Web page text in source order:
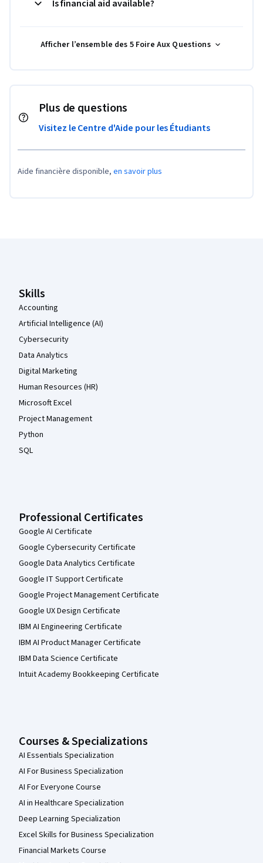
Is financial aid available?
Afficher l’ensemble des 5 Foire Aux Questions
Plus de questions
Visitez le Centre d'Aide pour les Étudiants
Aide financière disponible, en savoir plus
Skills
Accounting
Artificial Intelligence (AI)
Cybersecurity
Data Analytics
Digital Marketing
Human Resources (HR)
Microsoft Excel
Project Management
Python
SQL
Professional Certificates
Google AI Certificate
Google Cybersecurity Certificate
Google Data Analytics Certificate
Google IT Support Certificate
Google Project Management Certificate
Google UX Design Certificate
IBM AI Engineering Certificate
IBM AI Product Manager Certificate
IBM Data Science Certificate
Intuit Academy Bookkeeping Certificate
Courses & Specializations
AI Essentials Specialization
AI For Business Specialization
AI For Everyone Course
AI in Healthcare Specialization
Deep Learning Specialization
Excel Skills for Business Specialization
Financial Markets Course